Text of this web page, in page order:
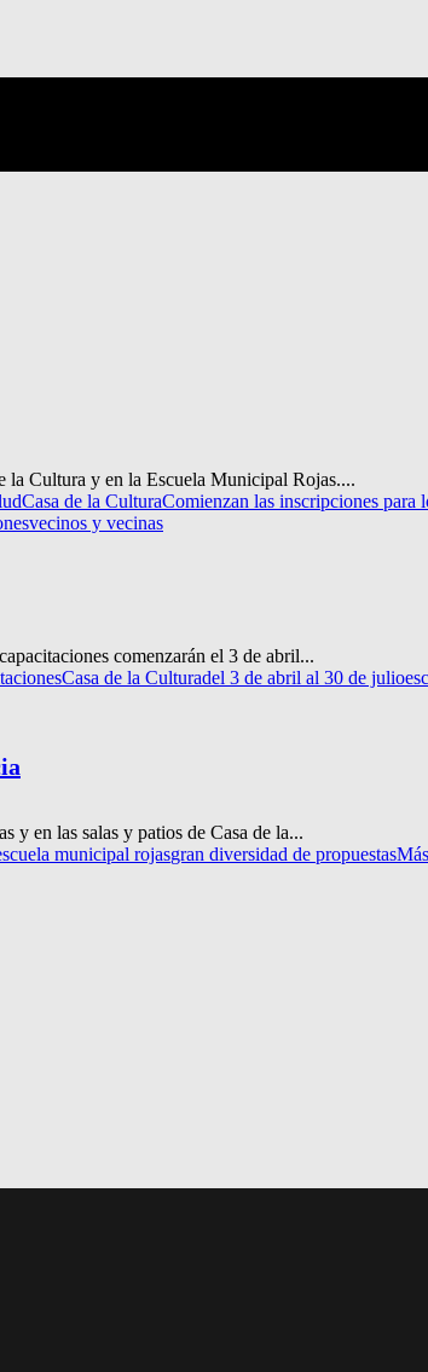
la Cultura y en la Escuela Municipal Rojas....
Casa de la CulturaComienzan las inscripciones para
vecinos y vecinas
comenzarán el 3 de abril...
Casa de la Culturadel 3 de abril al 30 de julio
y en las salas y patios de Casa de la...
municipal rojasgran diversidad de propuestas